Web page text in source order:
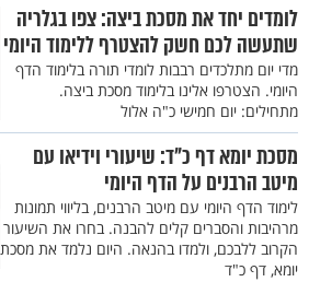
לומדים יחד את מסכת ביצה: צפו בגלריה
שתעשה לכם חשק להצטרף ללימוד היומי
מדי יום מתלכדים רבבות לומדי תורה בלימוד הדף
היומי. הצטרפו אלינו בלימוד מסכת ביצה.
מתחילים: יום חמישי כ"ה אלול
מסכת יומא דף כ"ד: שיעורי וידיאו עם
מיטב הרבנים על הדף היומי
לימוד הדף היומי עם מיטב הרבנים, בליווי תמונות
מרהיבות והסברים קלים להבנה. בחרו את השיעור
הקרוב ללבכם, ולמדו בהנאה. היום נלמד את מסכת
יומא, דף כ"ד